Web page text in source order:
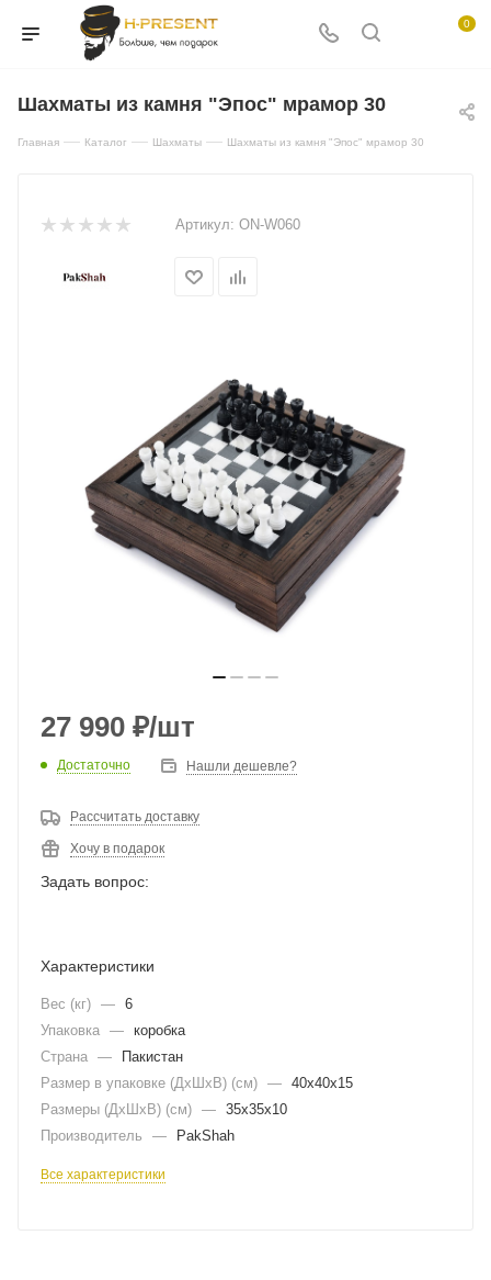
0
Шахматы из камня "Эпос" мрамор 30
Главная — Каталог — Шахматы — Шахматы из камня "Эпос" мрамор 30
Артикул: ON-W060
27 990 ₽/шт
Достаточно Нашли дешевле?
Рассчитать доставку
Хочу в подарок
Задать вопрос:
Характеристики
Вес (кг) — 6
Упаковка — коробка
Страна —
Пакистан
Размер в упаковке (ДхШxВ) (см) — 40х40х15
Размеры (ДxШxВ) (см) — 35х35х10
Производитель
— PakShah
Все характеристики